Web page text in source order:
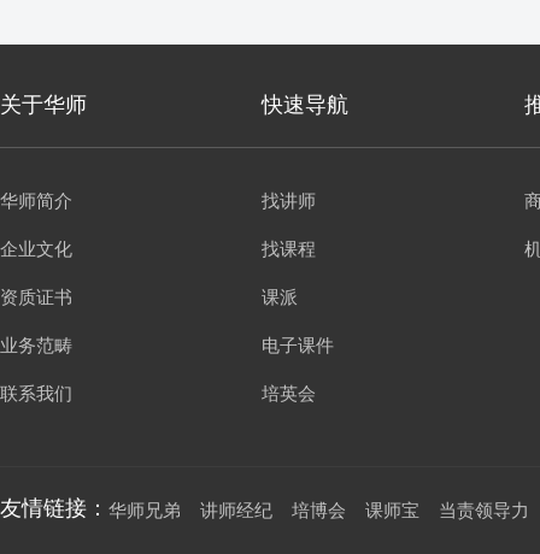
关于华师 快速导航
华师简介
企业文化
资质证书
业务范畴
联系我们
找讲师
找课程
课派
电子课件
培英会
友情链接： 华师兄弟 讲师经纪 培博会 课师宝 当责领导力